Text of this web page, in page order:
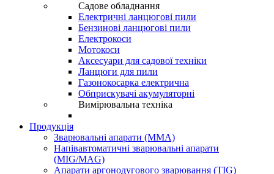
Садове обладнання
Електричні ланцюгові пили
Бензинові ланцюгові пили
Електрокоси
Мотокоси
Аксесуари для садової техніки
Ланцюги для пили
Газонокосарка електрична
Обприскувачі акумуляторні
Вимірювальна техніка
Продукція
Зварювальні апарати (ММА)
Напівавтоматичні зварювальні апарати
(MIG/MAG)
Апарати аргонодугового зварювання (TIG)